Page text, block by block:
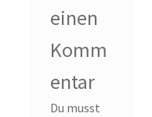
einen
Komm
entar
Du musst